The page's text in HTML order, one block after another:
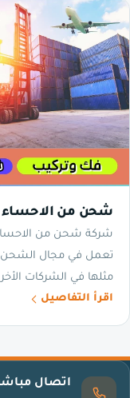
شحن من الاحساء
شركة شحن من الاحساء
تعمل في مجال الشحن،
مثلها في الشركات
اقرأ التفاصيل
اتصال